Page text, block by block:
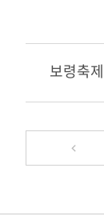
보령축